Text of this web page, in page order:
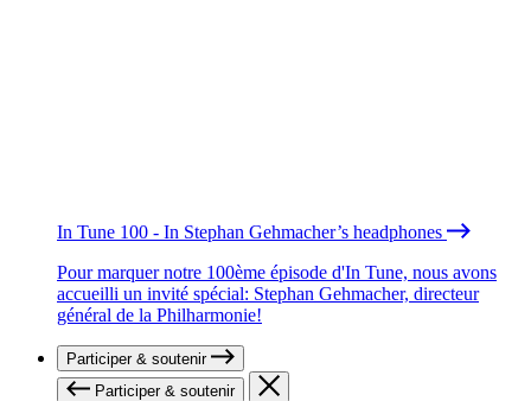
In Tune 100 - In Stephan Gehmacher’s headphones
Pour marquer notre 100ème épisode d'In Tune, nous avons
accueilli un invité spécial: Stephan Gehmacher, directeur
général de la Philharmonie!
Participer & soutenir
Participer & soutenir